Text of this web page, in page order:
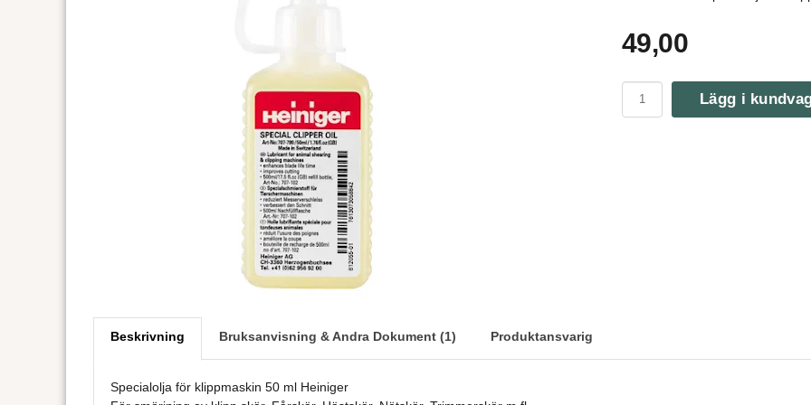
49,00
Lägg i
Beskrivning Bruksanvisning & Andra Dokument (1) Produktansvarig
Specialolja för klippmaskin 50 ml Heiniger